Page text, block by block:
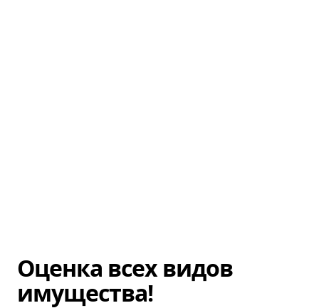
Оценка всех видов
имущества!